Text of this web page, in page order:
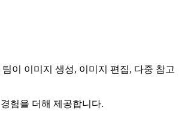
이 이미지 생성, 이미지 편집, 다중 참고
험을 더해 제공합니다.